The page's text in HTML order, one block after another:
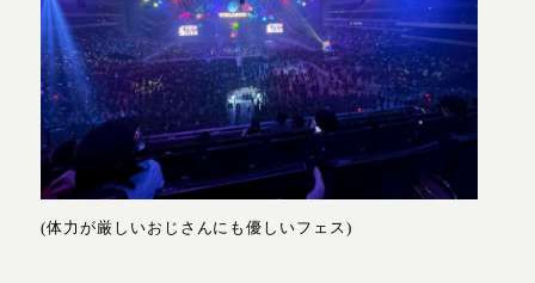
(体力が厳しいおじさんにも優しいフェス)